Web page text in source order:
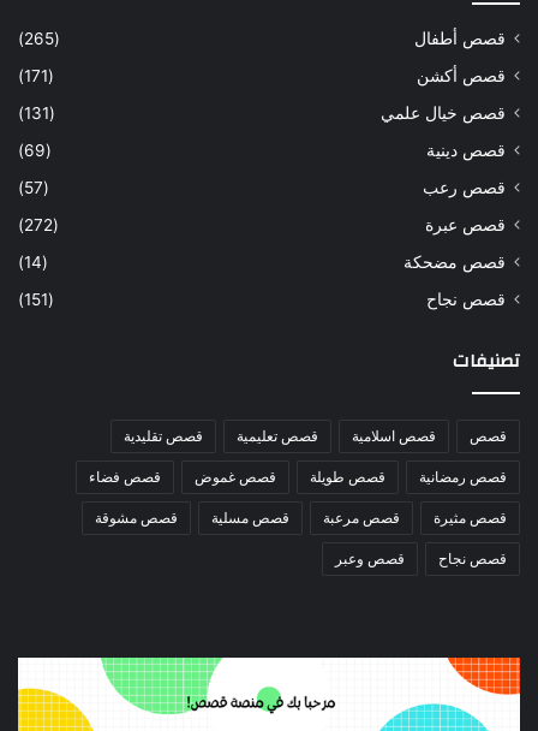
قصص أطفال
(265)
قصص أكشن
(171)
قصص خيال علمي
(131)
قصص دينية
(69)
قصص رعب
(57)
قصص عبرة
(272)
قصص مضحكة
(14)
قصص نجاح
(151)
تصنيفات
قصص قصص اسلامية قصص تعليمية قصص تقليدية
قصص رمضانية قصص طويلة قصص غموض قصص فضاء
قصص مثيرة قصص مرعبة قصص مسلية قصص مشوقة
قصص نجاح قصص وعبر